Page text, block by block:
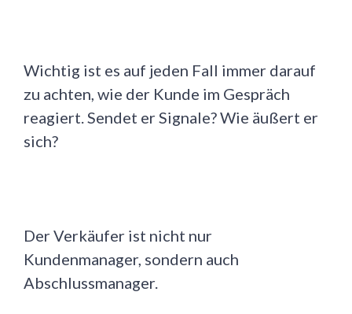
Wichtig ist es auf jeden Fall immer darauf
zu achten, wie der Kunde im Gespräch
reagiert. Sendet er Signale? Wie äußert er
sich?
Der Verkäufer ist nicht nur
Kundenmanager, sondern auch
Abschlussmanager.